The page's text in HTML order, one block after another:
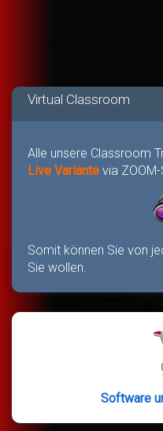
Virtual Classroom
Alle unsere Classroom
Live Variante via
Somit können Sie von
Sie wollen.
Software